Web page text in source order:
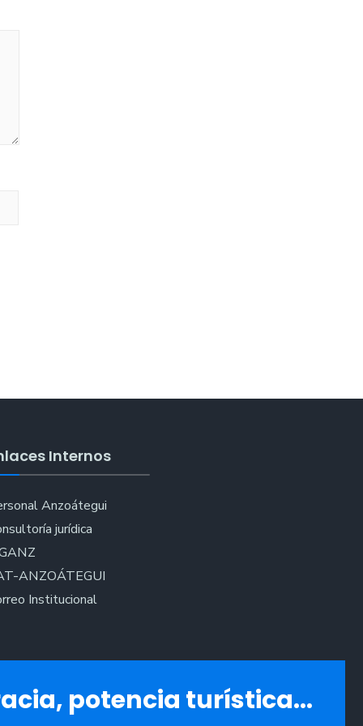
Internos
Anzoátegui
jurídica
ANZOÁTEGUI
Institucional
potencia turística...